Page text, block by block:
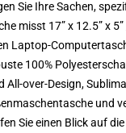
Sie Ihre Sachen,
misst 17” x 12.5” x
Laptop-
100%
All-over-Design,
und
Sie einen Blick auf